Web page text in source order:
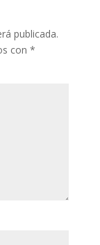
publicada.
con *